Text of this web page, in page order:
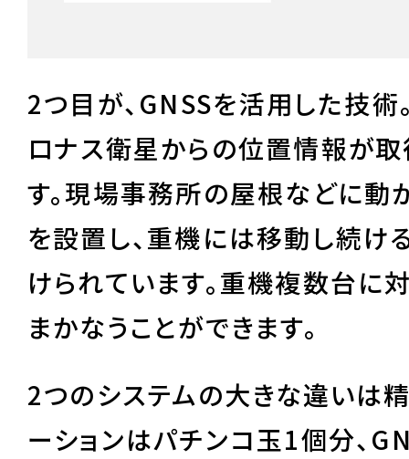
2つ目が、GNSSを活用した技術
ロナス衛星からの位置情報が
す。現場事務所の屋根などに動
を設置し、重機には移動し続け
けられています。重機複数台に
まかなうことができます。
2つのシステムの大きな違いは
ーションはパチンコ玉1個分、